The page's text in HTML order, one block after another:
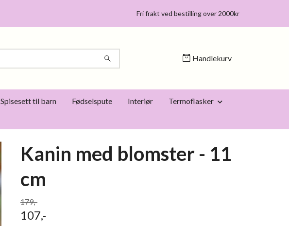
Fri frakt ved bestilling over 2000kr
Handlekurv
Spisesett til barn Fødselspute Interiør
Termoflasker
Kanin med blomster - 11
cm
179,-
107,-